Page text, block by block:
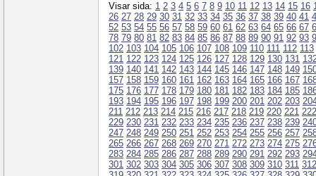
Visar sida: 1 2 3 4 5 6 7 8 9 10 11 12 13 14 15 16
26 27 28 29 30 31 32 33 34 35 36 37 38 39 40 41
52 53 54 55 56 57 58 59 60 61 62 63 64 65 66 67
78 79 80 81 82 83 84 85 86 87 88 89 90 91 92 93
102 103 104 105 106 107 108 109 110 111 112 113
121 122 123 124 125 126 127 128 129 130 131
139 140 141 142 143 144 145 146 147 148 149
157 158 159 160 161 162 163 164 165 166 167
175 176 177 178 179 180 181 182 183 184 185
193 194 195 196 197 198 199 200 201 202 203
211 212 213 214 215 216 217 218 219 220 221 222
229 230 231 232 233 234 235 236 237 238 239
247 248 249 250 251 252 253 254 255 256 257
265 266 267 268 269 270 271 272 273 274 275
283 284 285 286 287 288 289 290 291 292 293
301 302 303 304 305 306 307 308 309 310 311 312